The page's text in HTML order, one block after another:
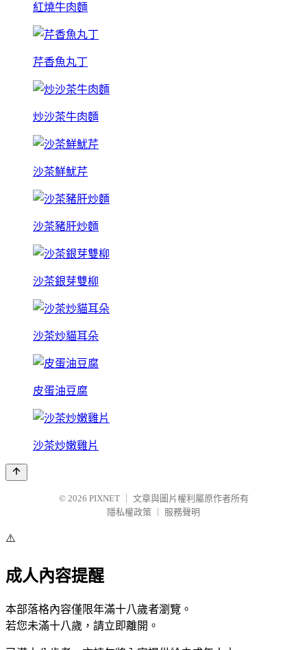
紅燒牛肉麵
芹香魚丸丁
炒沙茶牛肉麵
沙茶鮮魷芹
沙茶豬肝炒麵
沙茶銀芽雙柳
沙茶炒貓耳朵
皮蛋油豆腐
沙茶炒嫩雞片
© 2026 PIXNET
文章與圖片權利屬原作者所有
隱私權政策
服務聲明
⚠️
成人內容提醒
本部落格內容僅限年滿十八歲者瀏覽。
若您未滿十八歲，請立即離開。